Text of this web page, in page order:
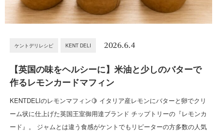
ケントデリレシピ KENT DELI 2026.6.4
【英国の味をヘルシーに】米油と少しのバターで
作るレモンカードマフィン
KENTDELIのレモンマフィン🍋 イタリア産レモンにバターと卵でクリ
ーム状に仕上げた英国王室御用達ブランド チップトリーの『レモンカ
ード』。 ジャムとは違う食感がケントでもリピーターの方多数の人気